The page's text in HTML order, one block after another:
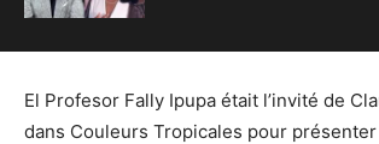
El Profesor Fally Ipupa était l’invité de
dans Couleurs Tropicales pour présenter